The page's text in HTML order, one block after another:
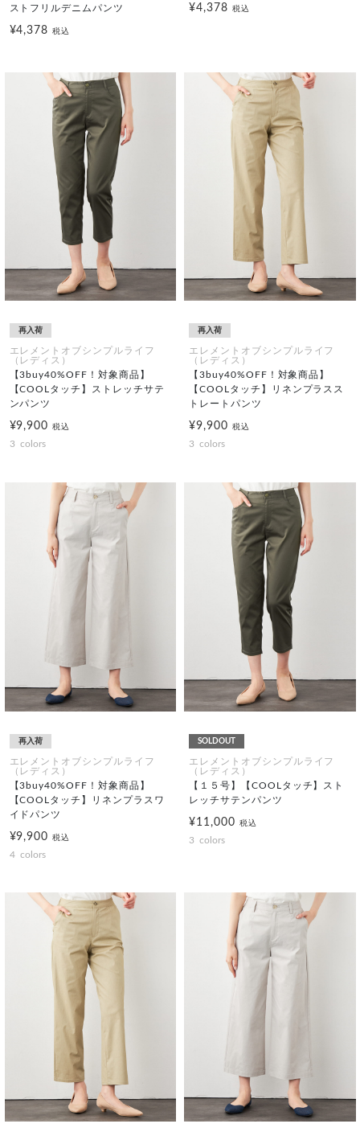
ストフリルデニムパンツ
¥4,378税込
¥4,378 税込
再入荷
エレメントオブシンプルライフ
（レディス）
【3buy40%OFF！対象商品】
【COOLタッチ】ストレッチサテ
ンパンツ
¥9,900税込
3 colors
再入荷
エレメントオブシンプルライフ
（レディス）
【3buy40%OFF！対象商品】
【COOLタッチ】リネンプラスス
トレートパンツ
¥9,900 税込
3 colors
再入荷
エレメントオブシンプルライフ
（レディス）
【3buy40%OFF！対象商品】
【COOLタッチ】リネンプラスワ
イドパンツ
¥9,900税込
4 colors
SOLDOUT
エレメントオブシンプルライフ
（レディス）
【１５号】【COOLタッチ】スト
レッチサテンパンツ
¥11,000 税込
3 colors